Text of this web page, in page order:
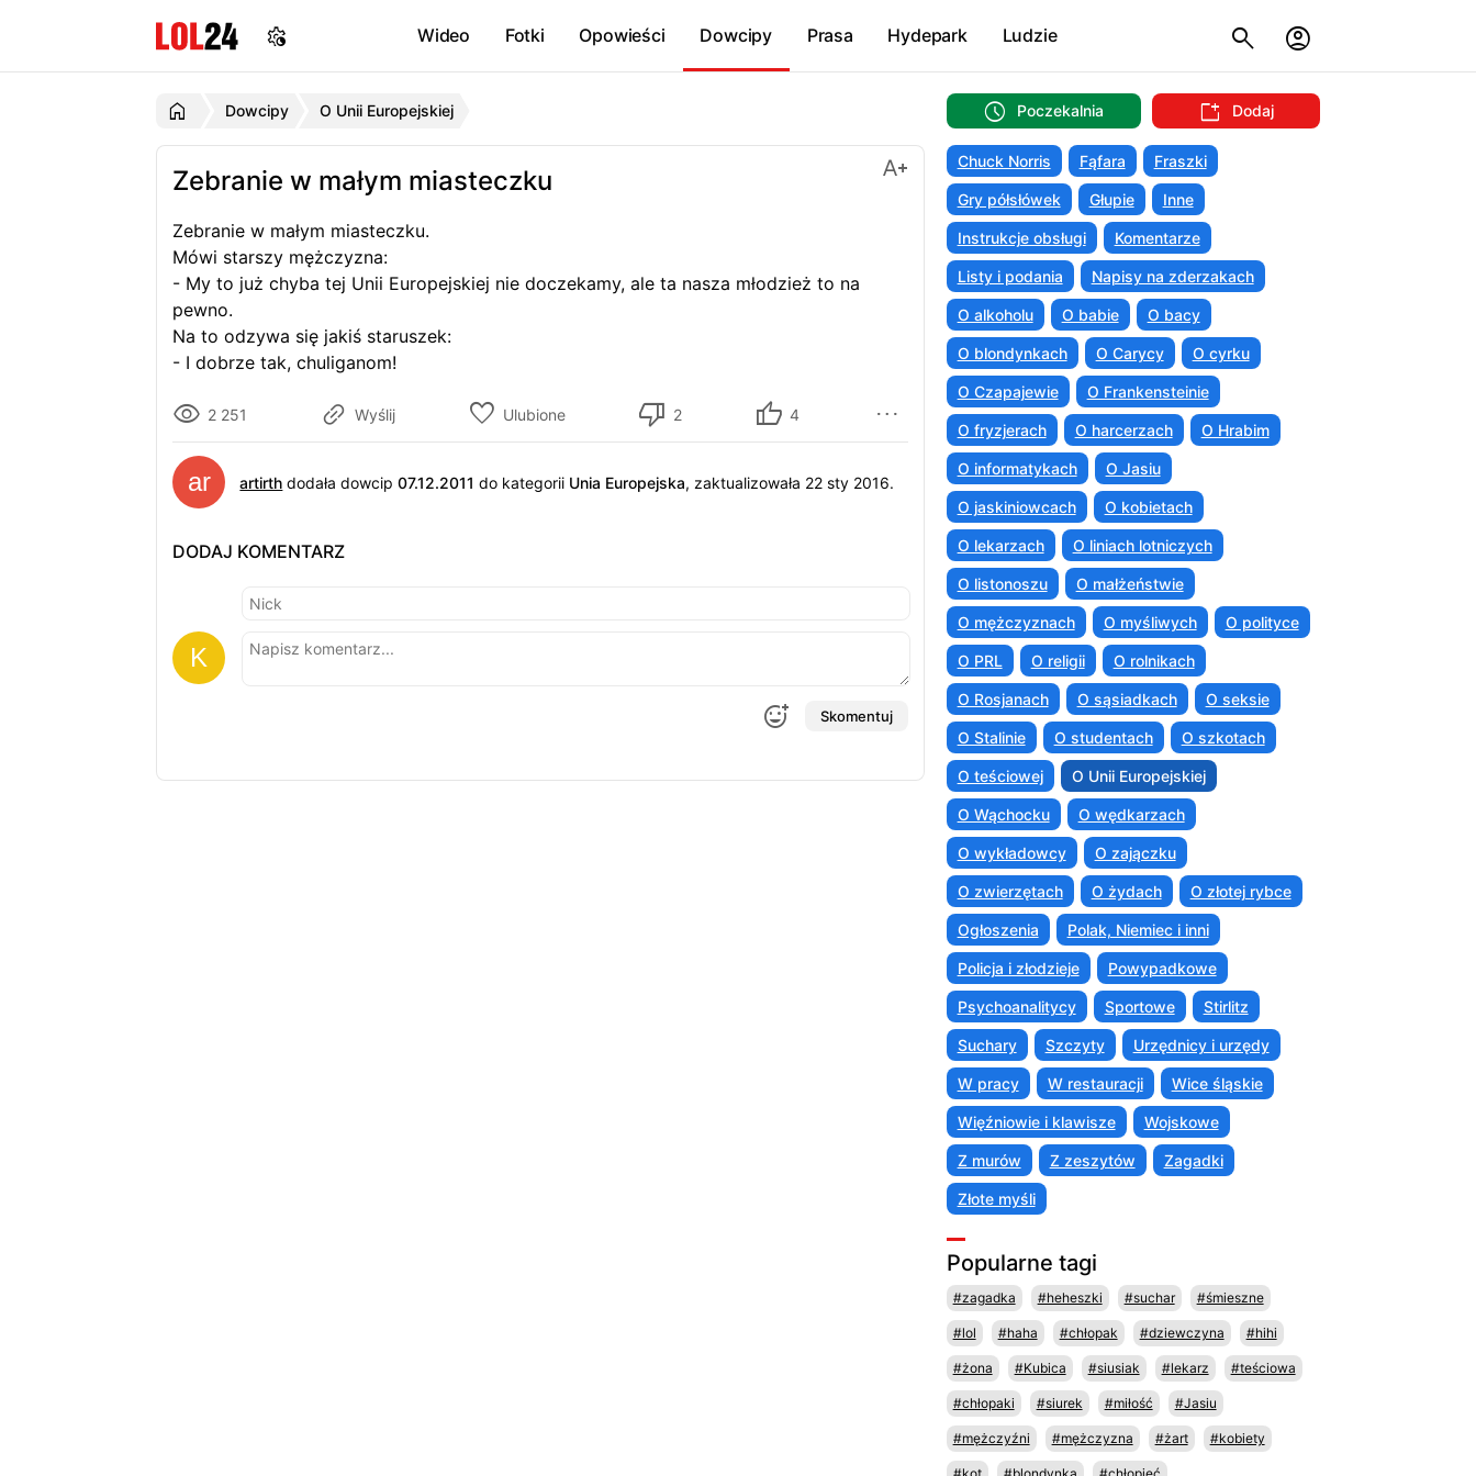
Wideo Fotki Opowieści Dowcipy Prasa Hydepark Ludzie
Dowcipy O Unii Europejskiej
Zebranie w małym miasteczku
Zebranie w małym miasteczku.
Mówi starszy mężczyzna:
- My to już chyba tej Unii Europejskiej nie doczekamy, ale ta nasza młodzież to na
pewno.
Na to odzywa się jakiś staruszek:
- I dobrze tak, chuliganom!
2 251 Wyślij Ulubione 2 4
artirth dodała dowcip07.12.2011 do kategorii Unia Europejska, zaktualizowała 22 sty 2016.
DODAJ KOMENTARZ
Skomentuj
Poczekalnia Dodaj
Chuck Norris Fąfara Fraszki
Gry półsłówek Głupie Inne
Instrukcje obsługi Komentarze
Listy i podania Napisy na zderzakach
O alkoholu O babie O bacy
O blondynkach O Carycy O cyrku
O Czapajewie O Frankensteinie
O fryzjerach O harcerzach O Hrabim
O informatykach O Jasiu
O jaskiniowcach O kobietach
O lekarzach O liniach lotniczych
O listonoszu O małżeństwie
O mężczyznach O myśliwych O polityce
O PRL O religii O rolnikach
O Rosjanach O sąsiadkach O seksie
O Stalinie O studentach O szkotach
O teściowej O Unii Europejskiej
O Wąchocku O wędkarzach
O wykładowcy O zajączku
O zwierzętach O żydach O złotej rybce
Ogłoszenia Polak, Niemiec i inni
Policja i złodzieje Powypadkowe
Psychoanalitycy Sportowe Stirlitz
Suchary Szczyty Urzędnicy i urzędy
W pracy W restauracji Wice śląskie
Więźniowie i klawisze Wojskowe
Z murów Z zeszytów Zagadki
Złote myśli
Popularne tagi
#zagadka #heheszki #suchar #śmieszne
#lol #haha #chłopak #dziewczyna #hihi
#żona #Kubica #siusiak #lekarz #teściowa
#chłopaki #siurek #miłość #Jasiu
#mężczyźni #mężczyzna #żart #kobiety